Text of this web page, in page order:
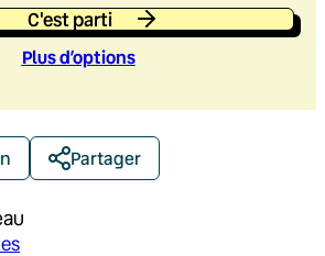
C'est parti
Plus d’options
Partager